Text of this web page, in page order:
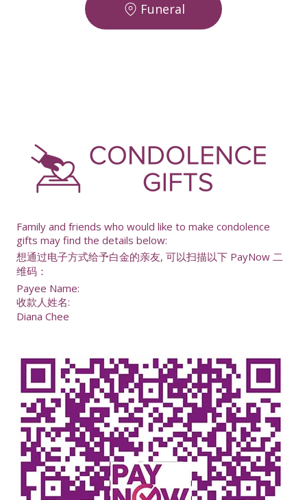
Funeral
Family and friends who would like to make condolence
gifts may find the details below:
想通过电子方式给予白金的亲友, 可以扫描以下 PayNow 二
维码：
Payee Name:
收款人姓名:
Diana Chee